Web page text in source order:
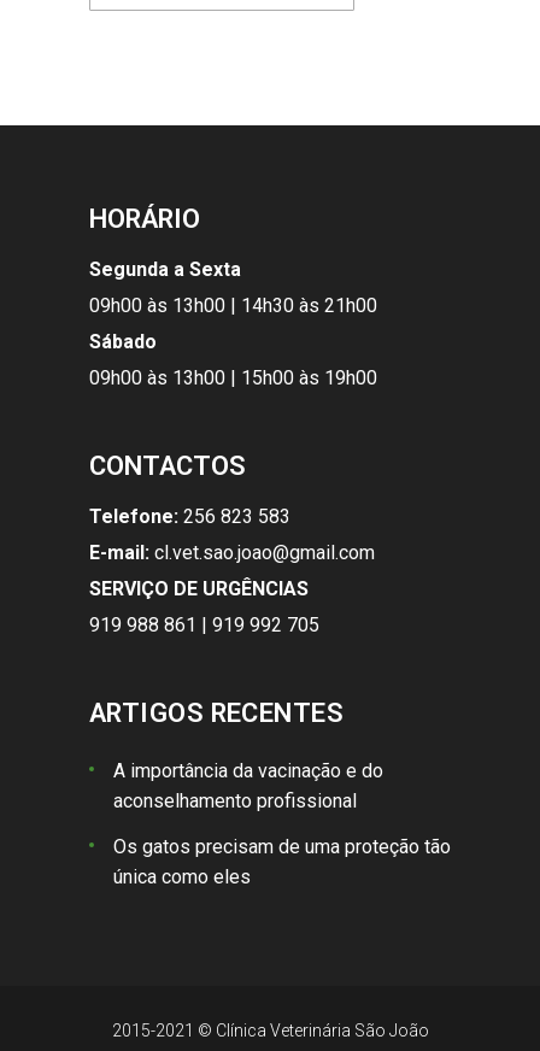
HORÁRIO
Segunda a Sexta
09h00 às 13h00 | 14h30 às 21h00
Sábado
09h00 às 13h00 | 15h00 às 19h00
CONTACTOS
Telefone: 256 823 583
E-mail: cl.vet.sao.joao@gmail.com
SERVIÇO DE URGÊNCIAS
919 988 861 | 919 992 705
ARTIGOS RECENTES
A importância da vacinação e do
aconselhamento profissional
Os gatos precisam de uma proteção tão
única como eles
2015-2021 © Clínica Veterinária São João